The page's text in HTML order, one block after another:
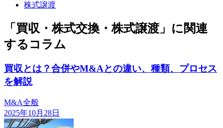
株式譲渡
「買収・株式交換・株式譲渡」に関連
するコラム
買収とは？合併やM&Aとの違い、種類、プロセス
を解説
M&A全般
2025年10月28日